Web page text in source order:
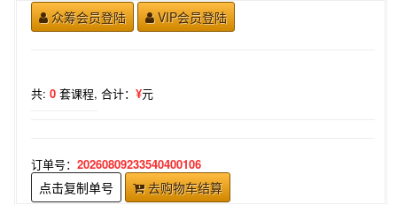
众筹会员登陆 VIP会员登陆
共: 0 套课程, 合计： ¥元
订单号： 20260809233540400106
点击复制单号 去购物车结算